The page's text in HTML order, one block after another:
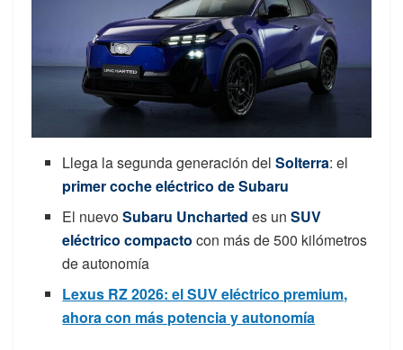
Llega la segunda generación delSolterra: el
primer coche eléctrico de Subaru
El nuevoSubaru Uncharted es unSUV
eléctrico compacto con más de 500 kilómetros
de autonomía
Lexus RZ 2026: el SUV eléctrico premium,
ahora con más potencia y autonomía